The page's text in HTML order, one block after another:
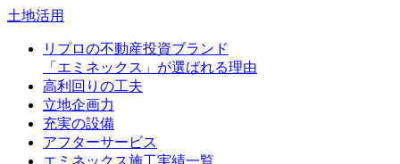
土地活用
リプロの不動産投資ブランド
「エミネックス」が選ばれる理由
高利回りの工夫
立地企画力
充実の設備
アフターサービス
エミネックス施工実績一覧